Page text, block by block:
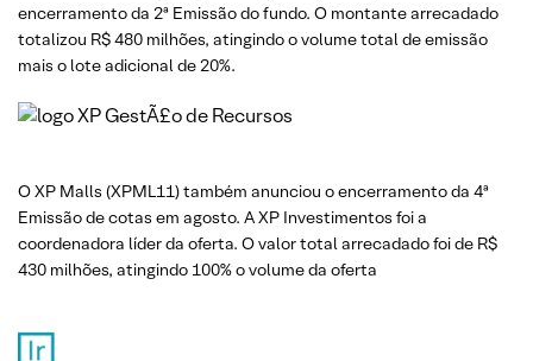
encerramento da 2ª Emissão do fundo. O montante arrecadado
totalizou R$ 480 milhões, atingindo o volume total de emissão
mais o lote adicional de 20%.
O XP Malls (XPML11) também anunciou o encerramento da 4ª
Emissão de cotas em agosto. A XP Investimentos foi a
coordenadora líder da oferta. O valor total arrecadado foi de R$
430 milhões, atingindo 100% o volume da oferta